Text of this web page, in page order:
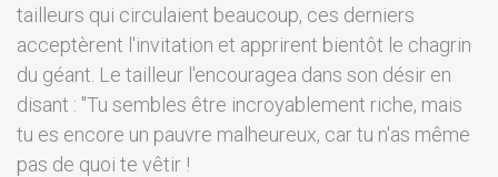
tailleurs qui circulaient beaucoup, ces derniers
acceptèrent l'invitation et apprirent bientôt le chagrin
du géant. Le tailleur l'encouragea dans son désir en
disant : "Tu sembles être incroyablement riche, mais
tu es encore un pauvre malheureux, car tu n'as même
pas de quoi te vêtir !